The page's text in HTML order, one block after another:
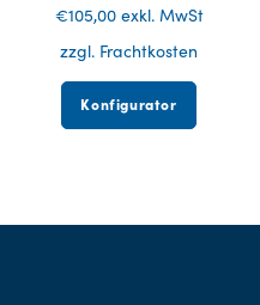
€105,00 exkl. MwSt
zzgl. Frachtkosten
Konfigurator